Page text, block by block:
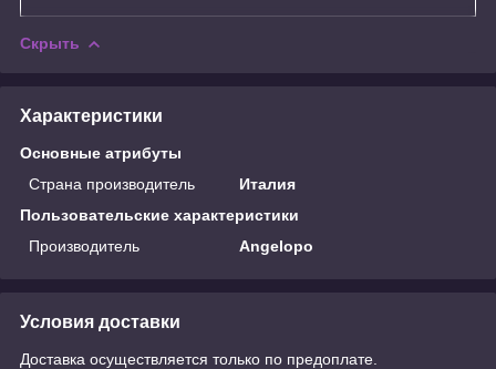
Скрыть
Характеристики
Основные атрибуты
Страна производитель
Италия
Пользовательские характеристики
Производитель
Angelopo
Условия доставки
Доставка осуществляется только по предоплате.